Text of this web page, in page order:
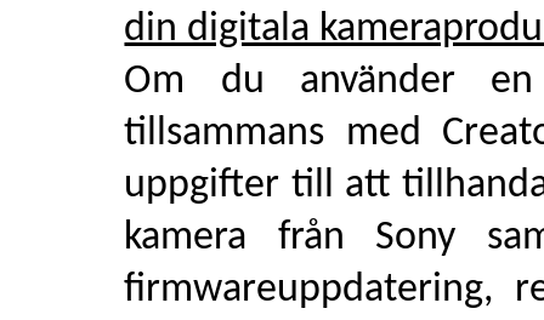
din digitala
Om du använder en
tillsammans med
uppgifter till att
kamera från Sony
firmwareuppdatering,